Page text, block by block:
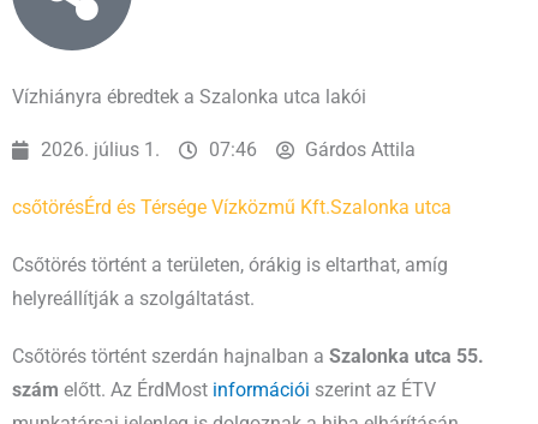
Vízhiányra ébredtek a Szalonka utca lakói
2026. július 1. 07:46 Gárdos Attila
csőtörésÉrd és Térsége Vízközmű Kft.Szalonka utca
Csőtörés történt a területen, órákig is eltarthat, amíg
helyreállítják a szolgáltatást.
Csőtörés történt szerdán hajnalban a Szalonka utca 55.
szám előtt. Az ÉrdMost információi szerint az ÉTV